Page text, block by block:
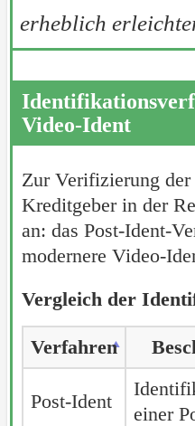
erheblich
Video-Ident
Zur Verifizierung
Kreditgeber in der
an: das Post-Ident-
modernere Video-
Vergleich der
Verfahren
Post-Ident
einer